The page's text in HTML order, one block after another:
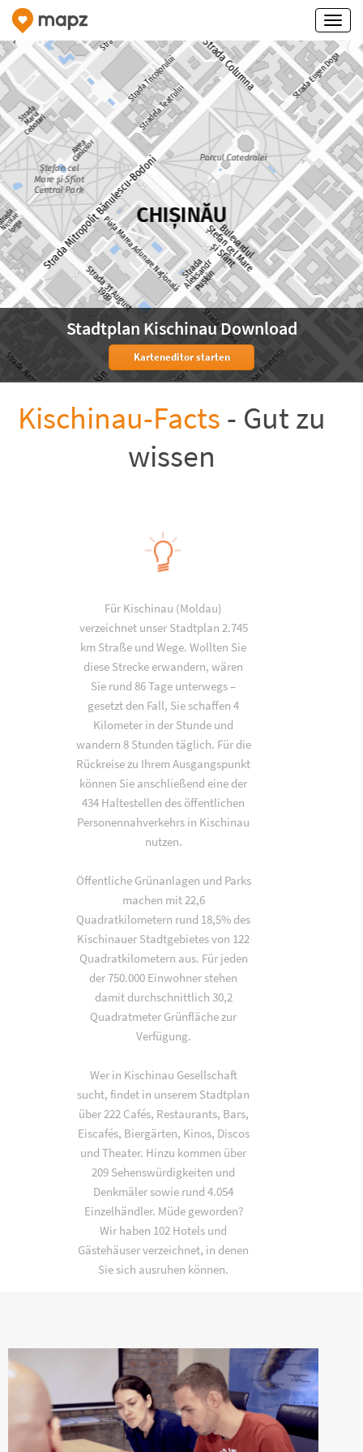
Stadtplan Kischinau Download
Karteneditor starten
Kischinau-Facts - Gut zu
wissen
Für Kischinau (Moldau)
verzeichnet unser Stadtplan 2.745
km Straße und Wege. Wollten Sie
diese Strecke erwandern, wären
Sie rund 86 Tage unterwegs –
gesetzt den Fall, Sie schaffen 4
Kilometer in der Stunde und
wandern 8 Stunden täglich. Für die
Rückreise zu Ihrem Ausgangspunkt
können Sie anschließend eine der
434 Haltestellen des öffentlichen
Personennahverkehrs in Kischinau
nutzen.
Öffentliche Grünanlagen und Parks
machen mit 22,6
Quadratkilometern rund 18,5% des
Kischinauer Stadtgebietes von 122
Quadratkilometern aus. Für jeden
der 750.000 Einwohner stehen
damit durchschnittlich 30,2
Quadratmeter Grünfläche zur
Verfügung.
Wer in Kischinau Gesellschaft
sucht, findet in unserem Stadtplan
über 222 Cafés, Restaurants, Bars,
Eiscafés, Biergärten, Kinos, Discos
und Theater. Hinzu kommen über
209 Sehenswürdigkeiten und
Denkmäler sowie rund 4.054
Einzelhändler. Müde geworden?
Wir haben 102 Hotels und
Gästehäuser verzeichnet, in denen
Sie sich ausruhen können.